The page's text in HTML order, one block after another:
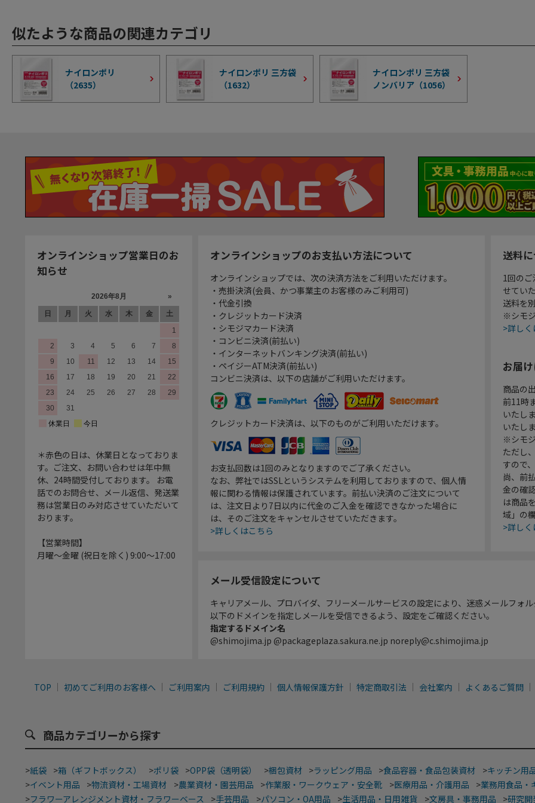
似たような商品の関連カテゴリ
ナイロンポリ
（2635）
ナイロンポリ 三方袋
（1632）
ナイロンポリ 三方袋
ノンバリア（1056）
オンラインショップ営業日のお
知らせ
＊赤色の日は、休業日となっておりま
す。ご注文、お問い合わせは年中無
休、24時間受付しております。 お電
話でのお問合せ、メール返信、発送業
務は営業日のみ対応させていただいて
おります。
【営業時間】
月曜～金曜 (祝日を除く) 9:00～17:00
オンラインショップのお支払い方法について
オンラインショップでは、次の決済方法をご利用いただけます。
・売掛決済(会員、かつ事業主のお客様のみご利用可)
・代金引換
・クレジットカード決済
・シモジマカード決済
・コンビニ決済(前払い)
・インターネットバンキング決済(前払い)
・ペイジーATM決済(前払い)
コンビニ決済は、以下の店舗がご利用いただけます。
クレジットカード決済は、以下のものがご利用いただけます。
お支払回数は1回のみとなりますのでご了承ください。
なお、弊社ではSSLというシステムを利用しておりますので、個人情
報に関わる情報は保護されています。前払い決済のご注文について
は、注文日より7日以内に代金のご入金を確認できなかった場合に
は、そのご注文をキャンセルさせていただきます。
>詳しくはこちら
送料
1回の
せてい
送料を
※シモ
>詳し
お届
商品の
前11時
いたし
いたし
※シモ
ただし
すので
尚、前
金の確
は商品
域」の
>詳し
メール受信設定について
キャリアメール、プロバイダ、フリーメールサービスの設定により、迷惑メールフォ
以下のドメインを指定しメールを受信できるよう、設定をご確認ください。
指定するドメイン名
@shimojima.jp @packageplaza.sakura.ne.jp noreply@c.shimojima.jp
TOP 初めてご利用のお客様へ ご利用案内 ご利用規約 個人情報保護方針 特定商取引法 会社案内 よくあるご質問
商品カテゴリーから探す
>紙袋 >箱（ギフトボックス） >ポリ袋 >OPP袋（透明袋） >梱包資材 >ラッピング用品 >食品容器・食品包装資材 >キッチン用
>イベント用品 >物流資材・工場資材 >農業資材・園芸用品 >作業服・ワークウェア・安全靴 >医療用品・介護用品 >業務用食品・
>フラワーアレンジメント資材・フラワーベース >手芸用品 >パソコン・OA用品 >生活用品・日用雑貨 >文房具・事務用品 >研究開